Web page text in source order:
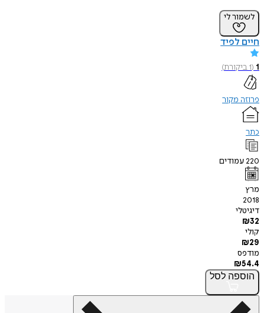
לשמור לי
חיים לפיד
1
(
1ביקורת)
פרוזה מקור
כתר
220עמודים
מרץ
2018
דיגיטלי
₪32
קולי
₪29
מודפס
₪54.4
הוספה לסל